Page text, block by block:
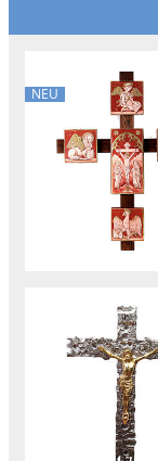
NEU